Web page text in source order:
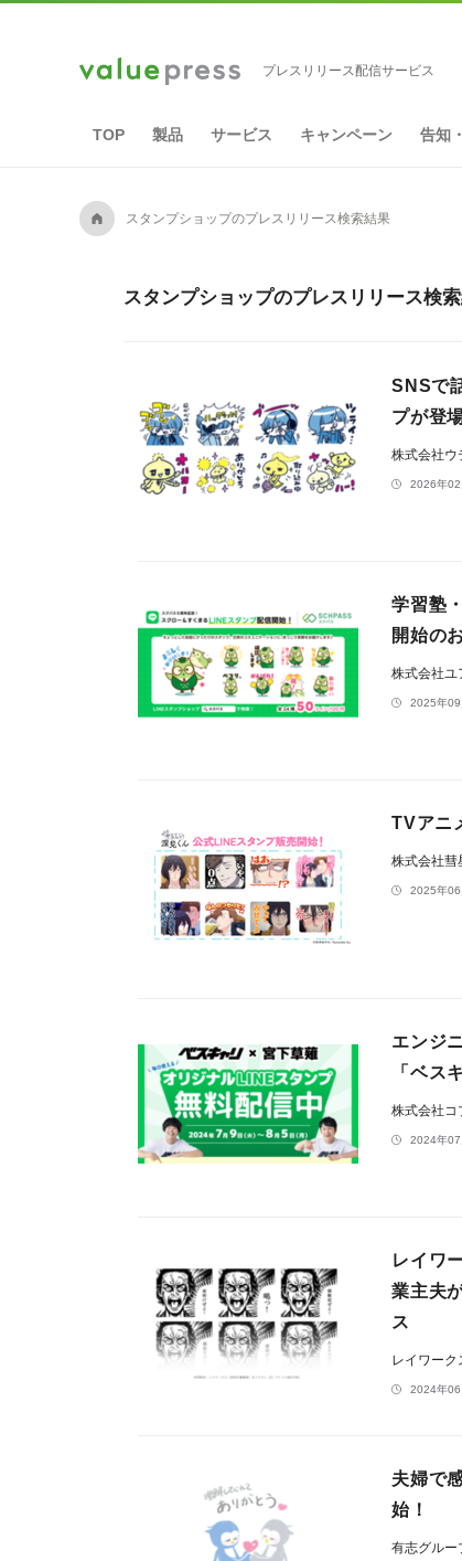
プレスリリース配信サービス
TOP 製品 サービス キャンペーン 告知
A スタンプショップのプレスリリース検索結果
スタンプショップのプレスリリース検
SNSで
プが登
株式会社ウ
2026年
学習塾
開始の
株式会社ユ
2025年
TVアニ
株式会社彗
2025年
エンジ
「ベス
株式会社コ
2024年
レイワ
業主夫
ス
レイワーク
2024年
夫婦で
始！
有志グル